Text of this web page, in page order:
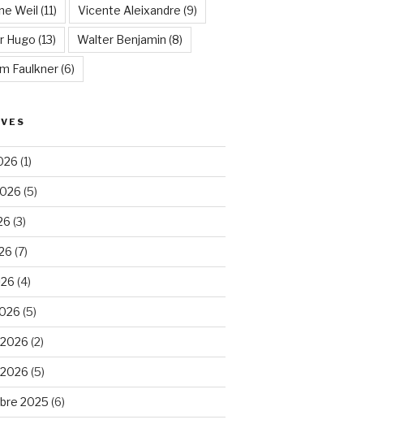
Weil (11) Vicente Aleixandre (9)
Hugo (13) Walter Benjamin (8)
Faulkner(6)
(1)
(5)
(3)
(7)
(4)
(5)
(2)
(5)
2025 (6)